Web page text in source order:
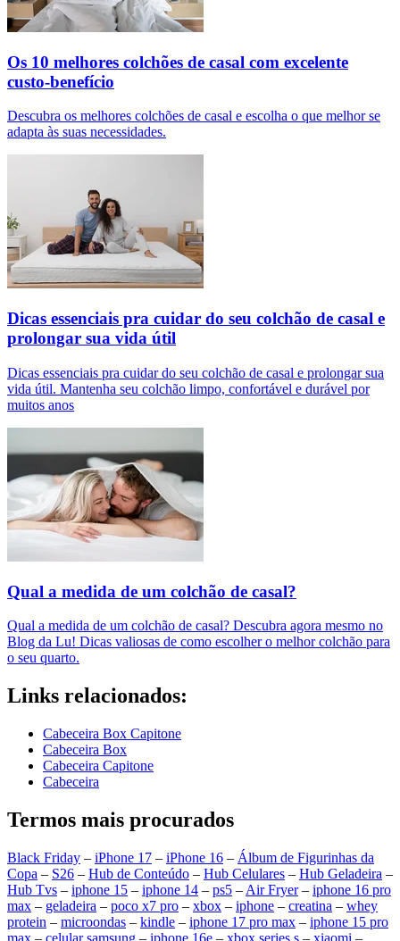
Os 10 melhores colchões de casal com excelente
custo-benefício
Descubra os melhores colchões de casal e escolha o que melhor se
adapta às suas necessidades.
Dicas essenciais pra cuidar do seu colchão de casal e
prolongar sua vida útil
Dicas essenciais pra cuidar do seu colchão de casal e prolongar sua
vida útil. Mantenha seu colchão limpo, confortável e durável por
muitos anos
Qual a medida de um colchão de casal?
Qual a medida de um colchão de casal? Descubra agora mesmo no
Blog da Lu! Dicas valiosas de como escolher o melhor colchão para
o seu quarto.
Links relacionados:
Cabeceira Box Capitone
Cabeceira Box
Cabeceira Capitone
Cabeceira
Termos mais procurados
Black Friday – iPhone 17 – iPhone 16 – Álbum de Figurinhas da
Copa – S26 – Hub de Conteúdo – Hub Celulares – Hub Geladeira –
Hub Tvs – iphone 15 – iphone 14 – ps5 – Air Fryer– iphone 16 pro
max – geladeira – poco x7 pro – xbox – iphone – creatina – whey
protein – microondas – kindle – iphone 17 pro max – iphone 15 pro
max – celular samsung – iphone 16e – xbox series s – xiaomi –